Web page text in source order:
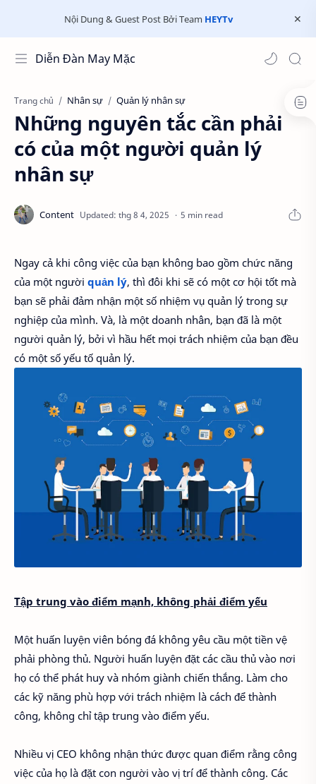
Nội Dung & Guest Post Bởi Team HEYTv
Diễn Đàn May Mặc
Trang chủ Nhân sự Quản lý nhân sự
Những nguyên tắc cần phải
có của một người quản lý
nhân sự
5 min read
Ngay cả khi công việc của bạn không bao gồm chức năng
của một người quản lý, thì đôi khi sẽ có một cơ hội tốt mà
bạn sẽ phải đảm nhận một số nhiệm vụ quản lý trong sự
nghiệp của mình. Và, là một doanh nhân, bạn đã là một
người quản lý, bởi vì hầu hết mọi trách nhiệm của bạn đều
có một số yếu tố quản lý.
Tập trung vào điểm mạnh, không phải điểm yếu
Một huấn luyện viên bóng đá không yêu cầu một tiền vệ
phải phòng thủ. Người huấn luyện đặt các cầu thủ vào nơi
họ có thể phát huy và nhóm giành chiến thắng. Làm cho
các kỹ năng phù hợp với trách nhiệm là cách để thành
công, không chỉ tập trung vào điểm yếu.
Nhiều vị CEO không nhận thức được quan điểm rằng công
việc của họ là đặt con người vào vị trí để thành công. Các